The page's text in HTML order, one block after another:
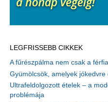
LEGFRISSEBB CIKKEK
A fűrészpálma nem csak a
Gyümölcsök, amelyek jókedvre
Ultrafeldolgozott ételek – a
problémája